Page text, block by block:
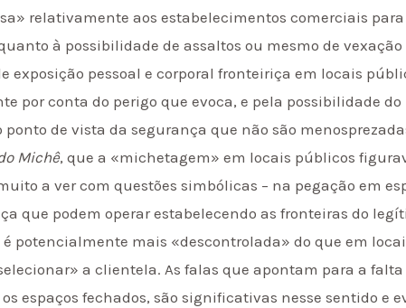
relativamente aos estabelecimentos comerciais para
à possibilidade de assaltos ou mesmo de
exposição pessoal e corporal fronteiriça em locais
por conta do perigo que evoca, e pela possibilidade do
de vista da segurança que não são
Michê, que a «michetagem» em locais públicos
a ver com questões simbólicas – na pegação em
que podem operar estabelecendo as fronteiras do
potencialmente mais «descontrolada» do que em
a clientela. As falas que apontam para a
espaços fechados, são significativas nesse sentido e